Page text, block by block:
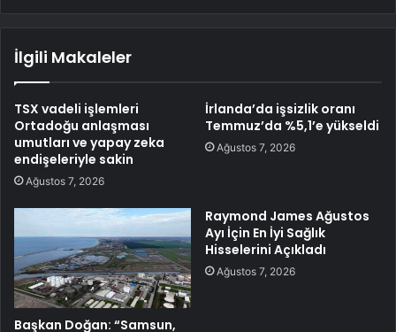
İlgili Makaleler
TSX vadeli işlemleri
Ortadoğu anlaşması
umutları ve yapay zeka
endişeleriyle sakin
Ağustos 7, 2026
İrlanda’da işsizlik oranı
Temmuz’da %5,1’e yükseldi
Ağustos 7, 2026
Başkan Doğan: “Samsun,
Raymond James Ağustos
Ayı İçin En İyi Sağlık
Hisselerini Açıkladı
Ağustos 7, 2026